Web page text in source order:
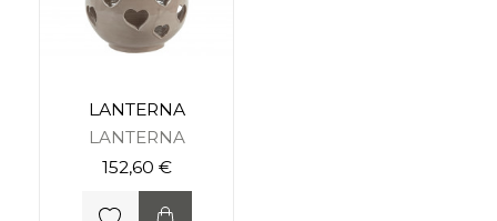
LANTERNA
LANTERNA
152,60 €